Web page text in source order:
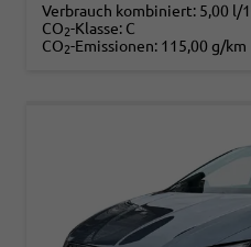
Verbrauch kombiniert: 5,00 l/
CO2-Klasse: C
CO2-Emissionen: 115,00 g/km